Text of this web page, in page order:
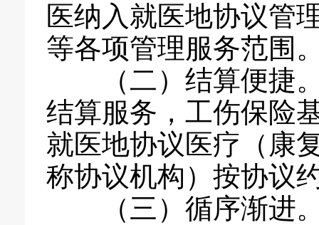
医纳入就医地协议管
等各项管理服务范围
（二）结算便捷。
结算服务，工伤保险
就医地协议医疗（康
称协议机构）按协议
（三）循序渐进。